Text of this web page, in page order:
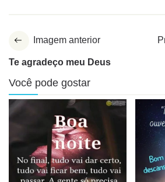
Imagem anterior
Te agradeço meu Deus
Você pode gostar